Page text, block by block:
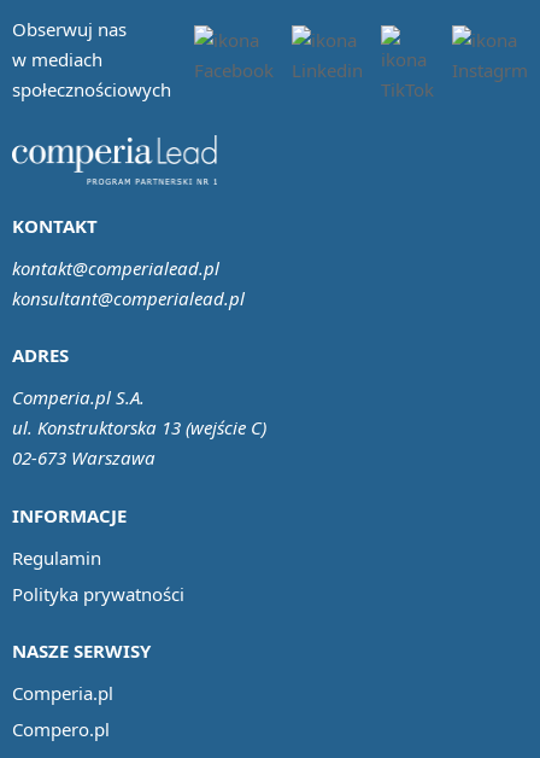
Obserwuj nas
w mediach
społecznościowych
INFORMACJE
Regulamin
Polityka prywatności
NASZE SERWISY
Comperia.pl
Compero.pl
ADRES
Comperia.pl S.A.
ul. Konstruktorska 13 (wejście C)
02-673 Warszawa
KONTAKT
kontakt@comperialead.pl
konsultant@comperialead.pl